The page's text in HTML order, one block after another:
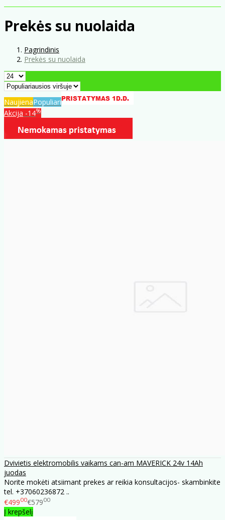
Prekės su nuolaida
Pagrindinis
Prekės su nuolaida
NaujienaPopuliari
Akcija -14%
Dvivietis elektromobilis vaikams can-am MAVERICK 24v 14Ah
juodas
Norite mokėti atsiimant prekes ar reikia konsultacijos- skambinkite
tel. +37060236872 ..
€49900€57900
Į krepšelį